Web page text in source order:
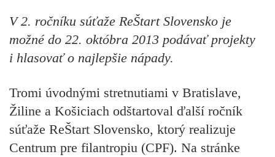
V 2. ročníku súťaže ReŠtart Slovensko je
možné do 22. októbra 2013 podávať projekty
i hlasovať o najlepšie nápady.
Tromi úvodnými stretnutiami v Bratislave,
Žiline a Košiciach odštartoval ďalší ročník
súťaže ReŠtart Slovensko, ktorý realizuje
Centrum pre filantropiu (CPF). Na stránke